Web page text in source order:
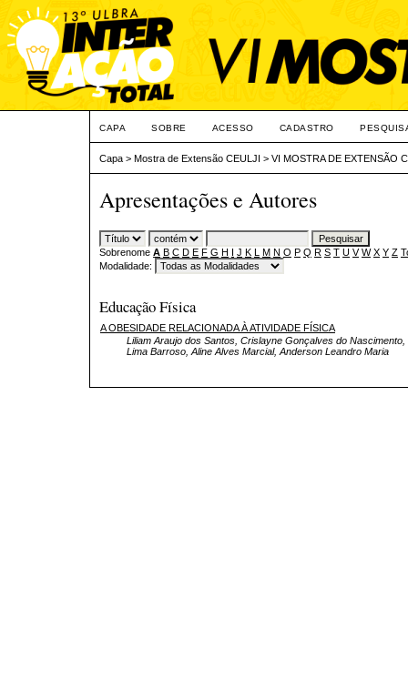
CAPA SOBRE ACESSO CADASTRO
Capa > Mostra de Extensão CEULJI > VI MOSTRA DE EXTENSÃO
Apresentações e Autores
Sobrenome A B C D E F G H I J K L M N O P Q R S T U V W X Y Z
Modalidade:
Educação Física
A OBESIDADE RELACIONADA À ATIVIDADE FÍSICA
Liliam Araujo dos Santos, Crislayne Gonçalves do
Lima Barroso, Aline Alves Marcial, Anderson Leandro Maria